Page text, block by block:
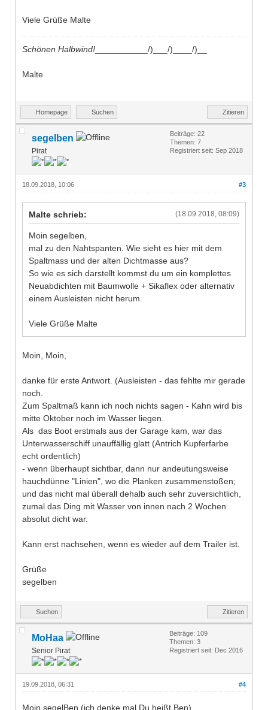
Viele Grüße Malte
Schönen Halbwind! ___________/)___/)____/)__
Malte
Homepage Suchen Zitieren
segelben
Pirat
Beiträge: 22
Themen: 7
Registriert seit: Sep 2018
#3
18.09.2018, 10:06
(18.09.2018, 08:09)
Malte schrieb:
Moin segelben,
mal zu den Nahtspanten. Wie sieht es hier mit dem
Spaltmass und der alten Dichtmasse aus?
So wie es sich darstellt kommst du um ein komplettes
Neuabdichten mit Baumwolle + Sikaflex oder alternativ
einem Ausleisten nicht herum.
Viele Grüße Malte
Moin, Moin,
danke für erste Antwort. (Ausleisten - das fehlte mir gerade
noch.
Zum Spaltmaß kann ich noch nichts sagen - Kahn wird bis
mitte Oktober noch im Wasser liegen.
Als das Boot erstmals aus der Garage kam, war das
Unterwasserschiff unauffällig glatt (Antrich Kupferfarbe
echt ordentlich)
- wenn überhaupt sichtbar, dann nur andeutungsweise
hauchdünne "Linien", wo die Planken zusammenstoßen;
und das nicht mal überall dehalb auch sehr zuversichtlich,
zumal das Ding mit Wasser von innen nach 2 Wochen
absolut dicht war.
Kann erst nachsehen, wenn es wieder auf dem Trailer ist.
Grüße
segelben
Suchen Zitieren
MoHaa
Senior Pirat
Beiträge: 109
Themen: 3
Registriert seit: Dec 2016
#4
19.09.2018, 06:31
Moin segelBen (ich denke mal Du heißt Ben),